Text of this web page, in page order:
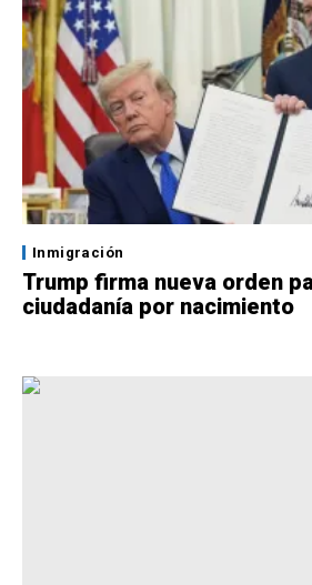
Inmigración
Trump firma nueva orden
ciudadanía por nacimiento